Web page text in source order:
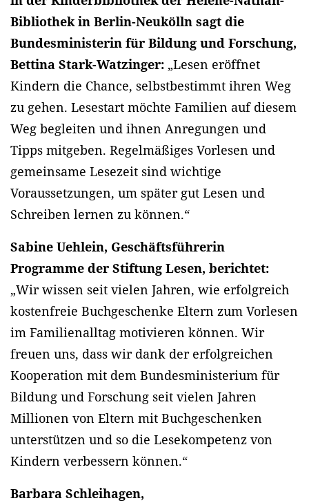
Bibliothek in Berlin-Neukölln sagt die
Bundesministerin für Bildung und Forschung,
Bettina Stark-Watzinger: „Lesen eröffnet
Kindern die Chance, selbstbestimmt ihren Weg
zu gehen. Lesestart möchte Familien auf diesem
Weg begleiten und ihnen Anregungen und
Tipps mitgeben. Regelmäßiges Vorlesen und
gemeinsame Lesezeit sind wichtige
Voraussetzungen, um später gut Lesen und
Schreiben lernen zu können.“
Sabine Uehlein, Geschäftsführerin
Programme der Stiftung Lesen, berichtet:
„Wir wissen seit vielen Jahren, wie erfolgreich
kostenfreie Buchgeschenke Eltern zum Vorlesen
im Familienalltag motivieren können. Wir
freuen uns, dass wir dank der erfolgreichen
Kooperation mit dem Bundesministerium für
Bildung und Forschung seit vielen Jahren
Millionen von Eltern mit Buchgeschenken
unterstützen und so die Lesekompetenz von
Kindern verbessern können.“
Barbara Schleihagen,